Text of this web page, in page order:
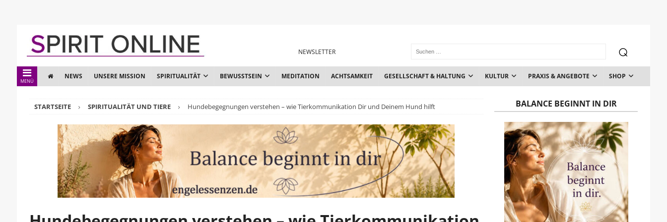
NEWSLETTER
MENÜ
NEWS UNSERE MISSION SPIRITUALITÄT BEWUSSTSEIN MEDITATION ACHTSAMKEIT GESELLSCHAFT & HALTUNG KULTUR PRAXIS & ANGEBOTE SHOP
STARTSEITE SPIRITUALITÄT UND TIERE Hundebegegnungen verstehen – wie Tierkommunikation Dir und Deinem Hund hilft BALANCE BEGINNT IN DIR